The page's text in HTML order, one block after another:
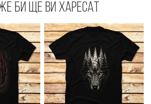
би ще ви харесат